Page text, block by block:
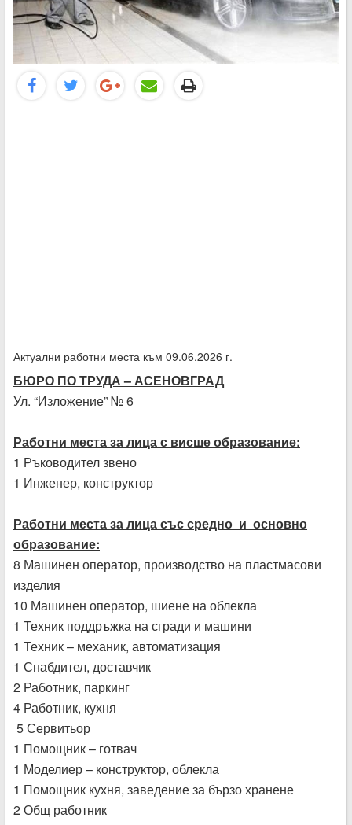
Актуални работни места към 09.06.2026 г.
БЮРО ПО ТРУДА – АСЕНОВГРАД
Ул. “Изложение” № 6
Работни места за лица с висше образование:
1 Ръководител звено
1 Инженер, конструктор
Работни места за лица със средно и основно
образование:
8 Машинен оператор, производство на пластмасови
изделия
10 Машинен оператор, шиене на облекла
1 Техник поддръжка на сгради и машини
1 Техник – механик, автоматизация
1 Снабдител, доставчик
2 Работник, паркинг
4 Работник, кухня
5 Сервитьор
1 Помощник – готвач
1 Моделиер – конструктор, облекла
1 Помощник кухня, заведение за бързо хранене
2 Общ работник